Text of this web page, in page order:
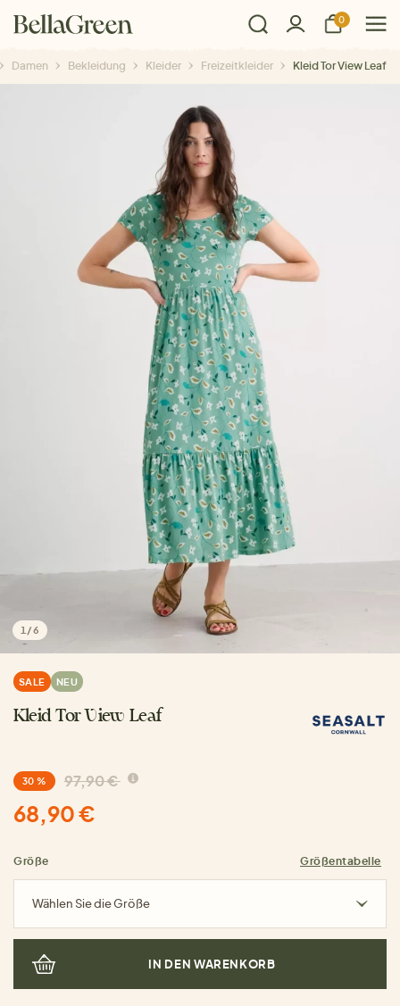
0
Damen Bekleidung Kleider Freizeitkleider Kleid Tor View Leaf
1 /6
SALE NEU
Kleid Tor View Leaf
30 % 97,90 €
68,90 €
Größe Größentabelle
Wählen Sie die Größe
IN DEN WARENKORB